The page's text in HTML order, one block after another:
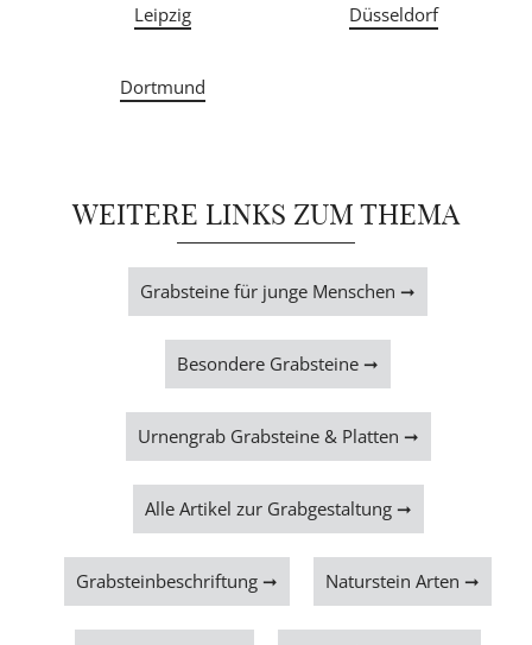
Leipzig Düsseldorf
Dortmund
WEITERE LINKS ZUM THEMA
Grabsteine für junge Menschen ➞
Besondere Grabsteine ➞
Urnengrab Grabsteine & Platten ➞
Alle Artikel zur Grabgestaltung ➞
Grabsteinbeschriftung ➞ Naturstein Arten ➞